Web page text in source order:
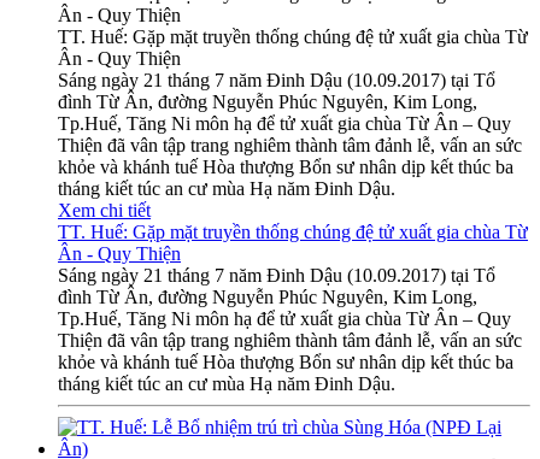
Ân - Quy Thiện
TT. Huế: Gặp mặt truyền thống chúng đệ tử xuất gia chùa Từ
Ân - Quy Thiện
Sáng ngày 21 tháng 7 năm Đinh Dậu (10.09.2017) tại Tổ
đình Từ Ân, đường Nguyễn Phúc Nguyên, Kim Long,
Tp.Huế, Tăng Ni môn hạ để tử xuất gia chùa Từ Ân – Quy
Thiện đã vân tập trang nghiêm thành tâm đảnh lễ, vấn an sức
khỏe và khánh tuế Hòa thượng Bổn sư nhân dịp kết thúc ba
tháng kiết túc an cư mùa Hạ năm Đinh Dậu.
Xem chi tiết
TT. Huế: Gặp mặt truyền thống chúng đệ tử xuất gia chùa Từ
Ân - Quy Thiện
Sáng ngày 21 tháng 7 năm Đinh Dậu (10.09.2017) tại Tổ
đình Từ Ân, đường Nguyễn Phúc Nguyên, Kim Long,
Tp.Huế, Tăng Ni môn hạ để tử xuất gia chùa Từ Ân – Quy
Thiện đã vân tập trang nghiêm thành tâm đảnh lễ, vấn an sức
khỏe và khánh tuế Hòa thượng Bổn sư nhân dịp kết thúc ba
tháng kiết túc an cư mùa Hạ năm Đinh Dậu.